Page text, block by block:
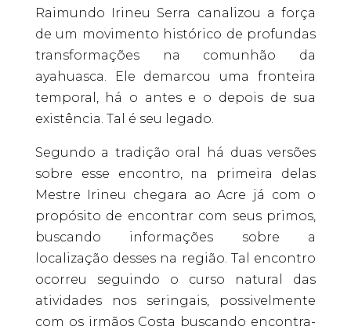
Raimundo Irineu Serra canalizou a força
de um movimento histórico de profundas
transformações na comunhão da
ayahuasca. Ele demarcou uma fronteira
temporal, há o antes e o depois de sua
existência. Tal é seu legado.
Segundo a tradição oral há duas versões
sobre esse encontro, na primeira delas
Mestre Irineu chegara ao Acre já com o
propósito de encontrar com seus primos,
buscando informações sobre a
localização desses na região. Tal encontro
ocorreu seguindo o curso natural das
atividades nos seringais, possivelmente
com os irmãos Costa buscando encontra-